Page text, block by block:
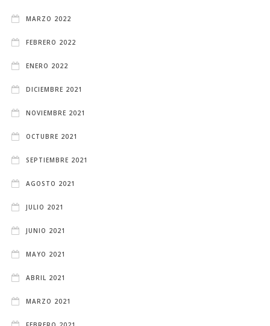
MARZO 2022
FEBRERO 2022
ENERO 2022
DICIEMBRE 2021
NOVIEMBRE 2021
OCTUBRE 2021
SEPTIEMBRE 2021
AGOSTO 2021
JULIO 2021
JUNIO 2021
MAYO 2021
ABRIL 2021
MARZO 2021